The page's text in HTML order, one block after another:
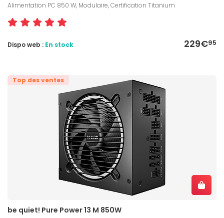
Alimentation PC 850 W, Modulaire, Certification Titanium
229€95
Dispo web : En stock
Top des ventes
be quiet! Pure Power 13 M 850W